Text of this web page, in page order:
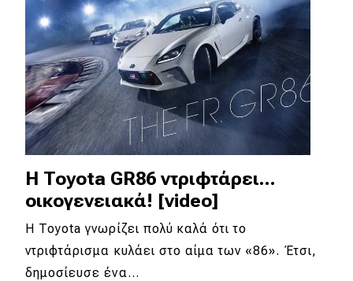
Η Toyota GR86 ντριφτάρει...
οικογενειακά! [video]
Η Toyota γνωρίζει πολύ καλά ότι το
ντριφτάρισμα κυλάει στο αίμα των «86». Έτσι,
δημοσίευσε ένα…